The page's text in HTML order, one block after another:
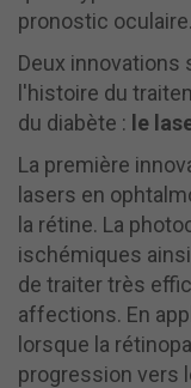
pronostic oculaire.
Deux innovations
l'histoire du
du diabète : le
La première
lasers en
la rétine. La
ischémiques
de traiter très
affections. En
lorsque la
progression vers